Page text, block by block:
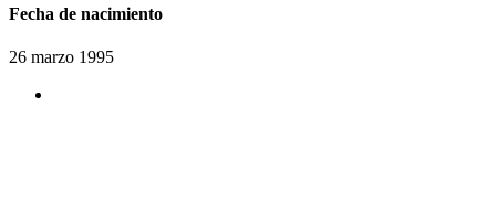
Fecha de nacimiento
26 marzo 1995